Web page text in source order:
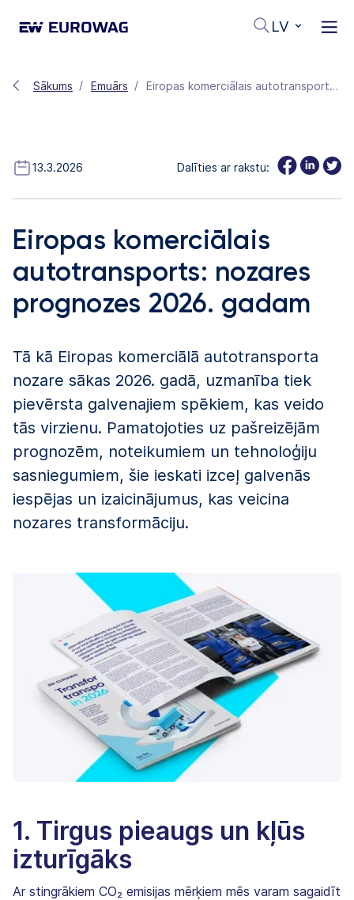
LV
Sākums Emuārs Eiropas komerciālais autotransports: nozares prognozes 2026. gadam
13.3.2026 Dalīties ar rakstu:
Eiropas komerciālais
autotransports: nozares
prognozes 2026. gadam
Tā kā Eiropas komerciālā autotransporta
nozare sākas 2026. gadā, uzmanība tiek
pievērsta galvenajiem spēkiem, kas veido
tās virzienu. Pamatojoties uz pašreizējām
prognozēm, noteikumiem un tehnoloģiju
sasniegumiem, šie ieskati izceļ galvenās
iespējas un izaicinājumus, kas veicina
nozares transformāciju.
1. Tirgus pieaugs un kļūs
izturīgāks
Ar stingrākiem CO₂ emisijas mērķiem mēs varam sagaidīt